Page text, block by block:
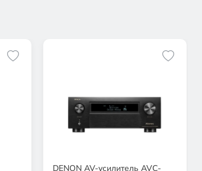
DENON AV-усилитель AVC-